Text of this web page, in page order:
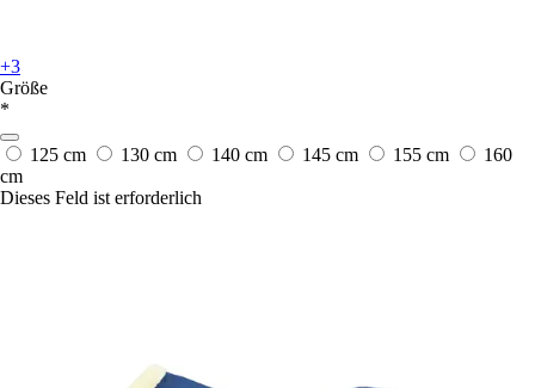
+3
Größe
*
125 cm 130 cm 140 cm 145 cm 155 cm
160
cm
Dieses Feld ist erforderlich